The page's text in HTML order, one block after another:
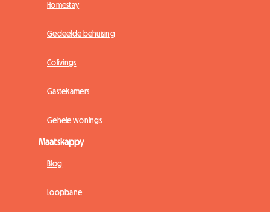
Homestay
Gedeelde behuising
Colivings
Gastekamers
Gehele wonings
Maatskappy
Blog
Loopbane